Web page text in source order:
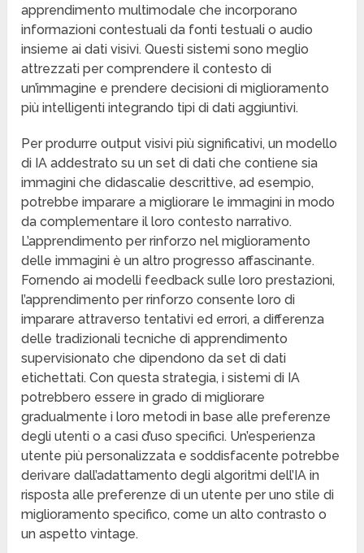
apprendimento multimodale che incorporano
informazioni contestuali da fonti testuali o audio
insieme ai dati visivi. Questi sistemi sono meglio
attrezzati per comprendere il contesto di
un’immagine e prendere decisioni di miglioramento
più intelligenti integrando tipi di dati aggiuntivi.
Per produrre output visivi più significativi, un modello
di IA addestrato su un set di dati che contiene sia
immagini che didascalie descrittive, ad esempio,
potrebbe imparare a migliorare le immagini in modo
da complementare il loro contesto narrativo.
L’apprendimento per rinforzo nel miglioramento
delle immagini è un altro progresso affascinante.
Fornendo ai modelli feedback sulle loro prestazioni,
l’apprendimento per rinforzo consente loro di
imparare attraverso tentativi ed errori, a differenza
delle tradizionali tecniche di apprendimento
supervisionato che dipendono da set di dati
etichettati. Con questa strategia, i sistemi di IA
potrebbero essere in grado di migliorare
gradualmente i loro metodi in base alle preferenze
degli utenti o a casi d’uso specifici. Un’esperienza
utente più personalizzata e soddisfacente potrebbe
derivare dall’adattamento degli algoritmi dell’IA in
risposta alle preferenze di un utente per uno stile di
miglioramento specifico, come un alto contrasto o
un aspetto vintage.